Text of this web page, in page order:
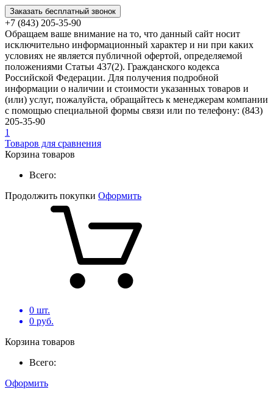
Заказать бесплатный звонок
+7 (843) 205-35-90
Обращаем ваше внимание на то, что данный сайт носит
исключительно информационный характер и ни при каких
условиях не является публичной офертой, определяемой
положениями Статьи 437(2). Гражданского кодекса
Российской Федерации. Для получения подробной
информации о наличии и стоимости указанных товаров и
(или) услуг, пожалуйста, обращайтесь к менеджерам компании
с помощью специальной формы связи или по телефону: (843)
205-35-90
1
Товаров для сравнения
Корзина товаров
Всего:
Продолжить покупки Оформить
0 шт.
0 руб.
Корзина товаров
Всего:
Оформить